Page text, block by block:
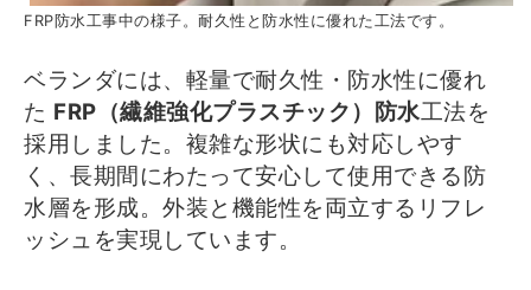
FRP防水工事中の様子。耐久性と防水性に優れた工法です。
ベランダには、軽量で耐久性・防水性に優れ
た FRP（繊維強化プラスチック）防水工法を
採用しました。複雑な形状にも対応しやす
く、長期間にわたって安心して使用できる防
水層を形成。外装と機能性を両立するリフレ
ッシュを実現しています。